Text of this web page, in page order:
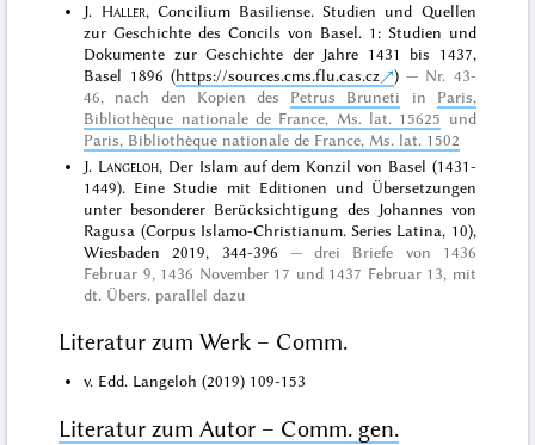
J. Haller, Concilium Basiliense. Studien und Quellen
zur Geschichte des Concils von Basel. 1: Studien und
Dokumente zur Geschichte der Jahre 1431 bis 1437,
Basel 1896 (https://sources.cms.flu.cas.cz )
Nr. 43-
46, nach den Kopien des Petrus Bruneti in Paris,
Bibliothèque nationale de France, Ms. lat. 15625 und
Paris, Bibliothèque nationale de France, Ms. lat. 1502
J. Langeloh, Der Islam auf dem Konzil von Basel (1431-
1449). Eine Studie mit Editionen und Übersetzungen
unter besonderer Berücksichtigung des Johannes von
Ragusa (Corpus Islamo-Christianum. Series Latina, 10),
Wiesbaden 2019, 344-396
drei Briefe von 1436
Februar 9, 1436 November 17 und 1437 Februar 13, mit
dt. Übers. parallel dazu
Literatur zum Werk – Comm.
v. Edd. Langeloh (2019) 109-153
Literatur zum Autor – Comm. gen.